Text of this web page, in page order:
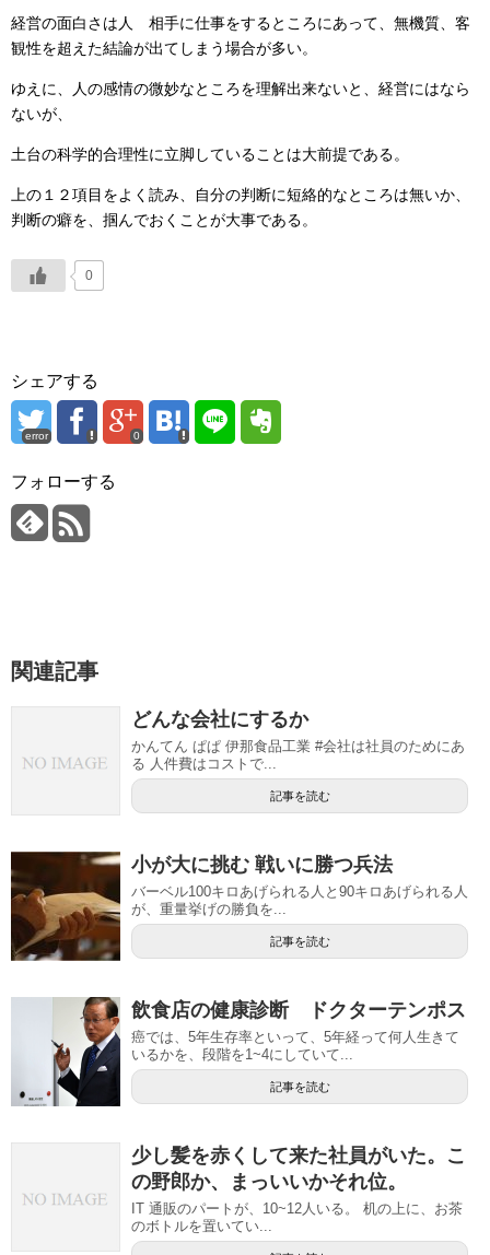
経営の面白さは人 相手に仕事をするところにあって、無機質、客
観性を超えた結論が出てしまう場合が多い。
ゆえに、人の感情の微妙なところを理解出来ないと、経営にはなら
ないが、
土台の科学的合理性に立脚していることは大前提である。
上の１２項目をよく読み、自分の判断に短絡的なところは無いか、
判断の癖を、掴んでおくことが大事である。
0
シェアする
error 0
フォローする
関連記事
どんな会社にするか
かんてん ぱぱ 伊那食品工業 #会社は社員のためにあ
る 人件費はコストで...
記事を読む
小が大に挑む 戦いに勝つ兵法
バーベル100キロあげられる人と90キロあげられる人
が、重量挙げの勝負を...
記事を読む
飲食店の健康診断 ドクターテンポス
癌では、5年生存率といって、5年経って何人生きて
いるかを、段階を1~4にしていて...
記事を読む
少し髪を赤くして来た社員がいた。こ
の野郎か、まっいいかそれ位。
IT 通販のパートが、10~12人いる。 机の上に、お茶
のボトルを置いてい...